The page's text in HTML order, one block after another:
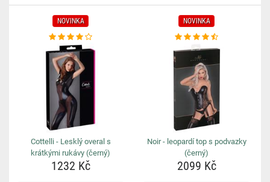
NOVINKA
Cottelli - Lesklý overal s
krátkými rukávy (černý)
1232 Kč
NOVINKA
Noir - leopardí top s podvazky
(černý)
2099 Kč